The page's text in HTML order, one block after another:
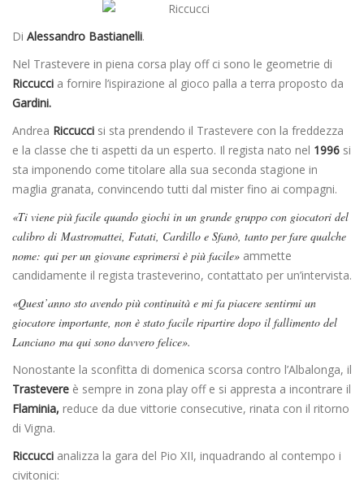
Di Alessandro Bastianelli.
Nel Trastevere in piena corsa play off ci sono le geometrie di
Riccucci a fornire l’ispirazione al gioco palla a terra proposto da
Gardini.
Andrea Riccucci si sta prendendo il Trastevere con la freddezza
e la classe che ti aspetti da un esperto. Il regista nato nel 1996 si
sta imponendo come titolare alla sua seconda stagione in
maglia granata, convincendo tutti dal mister fino ai compagni.
«Ti viene più facile quando giochi in un grande gruppo con giocatori del
calibro di Mastromattei, Fatati, Cardillo e Sfanò, tanto per fare qualche
nome: qui per un giovane esprimersi è più facile» ammette
candidamente il regista trasteverino, contattato per un’intervista.
«Quest’anno sto avendo più continuità e mi fa piacere sentirmi un
giocatore importante, non è stato facile ripartire dopo il fallimento del
Lanciano ma qui sono davvero felice».
Nonostante la sconfitta di domenica scorsa contro l’Albalonga, il
Trastevere è sempre in zona play off e si appresta a incontrare il
Flaminia, reduce da due vittorie consecutive, rinata con il ritorno
di Vigna.
Riccucci analizza la gara del Pio XII, inquadrando al contempo i
civitonici: